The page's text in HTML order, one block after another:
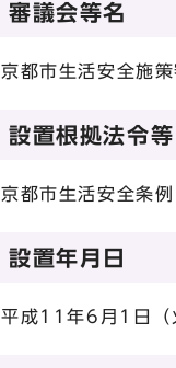
審議会等名
京都市生活安全施
設置根拠法令等
京都市生活安全条例
設置年月日
平成11年6月1日（